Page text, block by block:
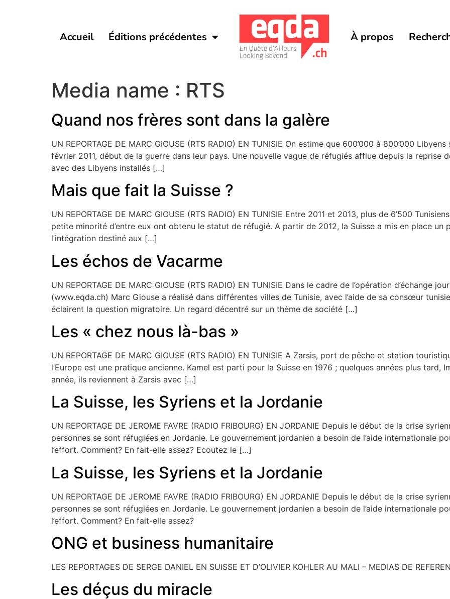
Accueil Éditions précédentes À propos
Media name : RTS
Quand nos frères sont dans la galère
UN REPORTAGE DE MARC GIOUSE (RTS RADIO) EN TUNISIE On estime que 600’000 à 800’000
février 2011, début de la guerre dans leur pays. Une nouvelle vague de réfugiés afflue depuis la reprise
avec des Libyens installés […]
Mais que fait la Suisse ?
UN REPORTAGE DE MARC GIOUSE (RTS RADIO) EN TUNISIE Entre 2011 et 2013, plus de 6’500
petite minorité d’entre eux ont obtenu le statut de réfugié. A partir de 2012, la Suisse a mis en place un
l’intégration destiné aux […]
Les échos de Vacarme
UN REPORTAGE DE MARC GIOUSE (RTS RADIO) EN TUNISIE Dans le cadre de l’opération d’échange
(www.eqda.ch) Marc Giouse a réalisé dans différentes villes de Tunisie, avec l’aide de sa consœur
éclairent la question migratoire. Un regard décentré sur un thème de société […]
Les « chez nous là-bas »
UN REPORTAGE DE MARC GIOUSE (RTS RADIO) EN TUNISIE A Zarsis, port de pêche et station
l’Europe est une pratique ancienne. Kamel est parti pour la Suisse en 1976 ; quelques années plus tard,
année, ils reviennent à Zarsis avec […]
La Suisse, les Syriens et la Jordanie
UN REPORTAGE DE JEROME FAVRE (RADIO FRIBOURG) EN JORDANIE Depuis le début de la crise
personnes se sont réfugiées en Jordanie. Le gouvernement jordanien a besoin de l’aide internationale
l’effort. Comment? En fait-elle assez? Ecoutez le […]
La Suisse, les Syriens et la Jordanie
UN REPORTAGE DE JEROME FAVRE (RADIO FRIBOURG) EN JORDANIE Depuis le début de la crise
personnes se sont réfugiées en Jordanie. Le gouvernement jordanien a besoin de l’aide internationale
l’effort. Comment? En fait-elle assez?
ONG et business humanitaire
LES REPORTAGES DE SERGE DANIEL EN SUISSE ET D’OLIVIER KOHLER AU MALI – MEDIAS DE
Les déçus du miracle